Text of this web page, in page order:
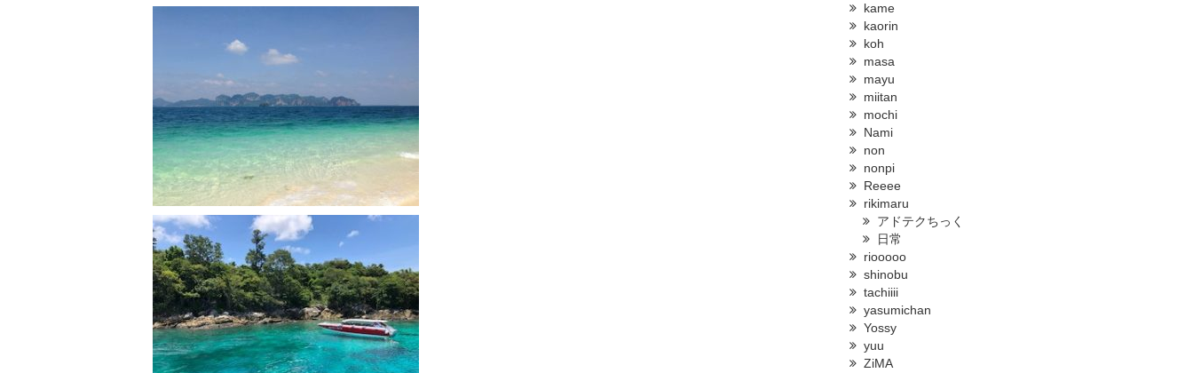
kame
kaorin
koh
masa
mayu
miitan
mochi
Nami
non
nonpi
Reeee
rikimaru
アドテクちっく
日常
riooooo
shinobu
tachiiii
yasumichan
Yossy
yuu
ZiMA